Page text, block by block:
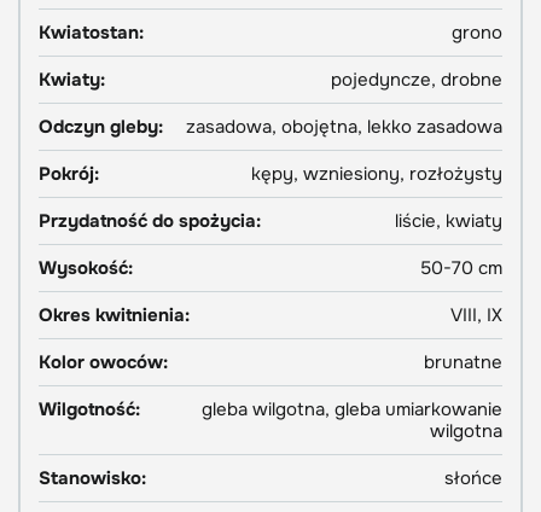
Kwiatostan:
grono
Kwiaty:
pojedyncze, drobne
Odczyn gleby:
zasadowa, obojętna, lekko zasadowa
Pokrój:
kępy, wzniesiony, rozłożysty
Przydatność do spożycia:
liście, kwiaty
Wysokość:
50-70 cm
Okres kwitnienia:
VIII, IX
Kolor owoców:
brunatne
Wilgotność:
gleba wilgotna, gleba umiarkowanie
wilgotna
Stanowisko:
słońce